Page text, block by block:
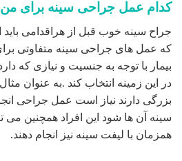
کدام عمل جراحی سینه برای
جراح سینه خوب قبل از هراقدامی باید
که عمل های جراحی سینه متفاوتی
بیمار با توجه به جنسیت و نیازی که
در این زمینه انتخاب کند .به عنوان
بزرگی دارند نیاز است عمل جراحی
سینه آن ها شود این افراد همچنین می
همزمان با لیفت سینه نیز انجام دهند.